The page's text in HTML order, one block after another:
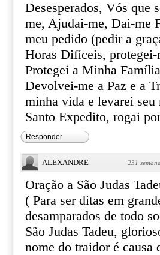
Desesperados, Vós que
me, Ajudai-me, Dai-me
meu pedido (pedir a
Horas Difíceis, protegei-
Protegei a Minha
Devolvei-me a Paz e a
minha vida e levarei seu
Santo Expedito, rogai
Responder
ALEXANDRE · 231
Oração a São Judas
( Para ser ditas em
desamparados de todo
São Judas Tadeu,
nome do traidor é causa